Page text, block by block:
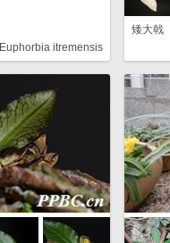
Euphorbia itremensis
矮大戟